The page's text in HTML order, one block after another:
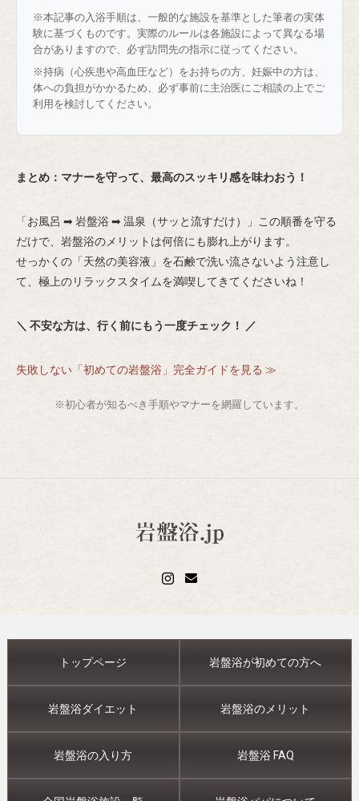
※本記事の入浴手順は、一般的な施設を基準とした筆者の実体
験に基づくものです。実際のルールは各施設によって異なる場
合がありますので、必ず訪問先の指示に従ってください。
※持病（心疾患や高血圧など）をお持ちの方、妊娠中の方は、
体への負担がかかるため、必ず事前に主治医にご相談の上でご
利用を検討してください。
まとめ：マナーを守って、最高のスッキリ感を味わおう！
「お風呂 ➡ 岩盤浴 ➡ 温泉（サッと流すだけ）」この順番を守る
だけで、岩盤浴のメリットは何倍にも膨れ上がります。
せっかくの「天然の美容液」を石鹸で洗い流さないよう注意し
て、極上のリラックスタイムを満喫してきてくださいね！
＼ 不安な方は、行く前にもう一度チェック！ ／
失敗しない「初めての岩盤浴」完全ガイドを見る ≫
※初心者が知るべき手順やマナーを網羅しています。
トップページ 岩盤浴が初めての方へ
岩盤浴ダイエット 岩盤浴のメリット
岩盤浴の入り方 岩盤浴 FAQ